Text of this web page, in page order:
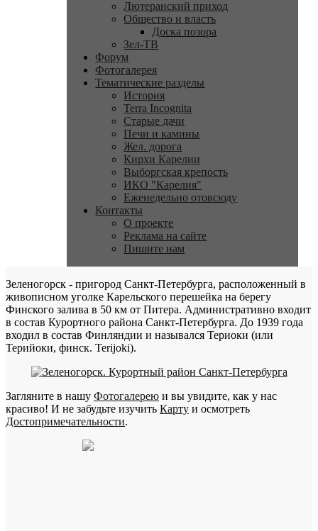
Лютеранский приход
Общество и власть
Доска позора
Зел-ТВ
Форум
Фотогалерея
Тематические разделы
История
Terra Incognita
Старые дачи
Печи и камины
Жел. дорога
Кирхи Карелии
Выборгская крепость
ИКО "Карелия"
Еженедельно отовсюду
Контакты
О проекте
Реклама на сайте
Пишите нам
Зеленогорск - пригород Санкт-Петербурга, расположенный в
живописном уголке Карельского перешейка на берегу
Финского залива в 50 км от Питера. Административно входит
в состав Курортного района Санкт-Петербурга. До 1939 года
входил в состав Финляндии и назывался Териоки (или
Терийоки, финск. Terijoki).
Загляните в нашу Фотогалерею и вы увидите, как у нас
красиво! И не забудьте изучить Карту и осмотреть
Достопримечательности.